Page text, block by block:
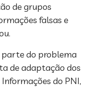
de grupos
falsas e
parte do problema
de adaptação dos
do PNI,